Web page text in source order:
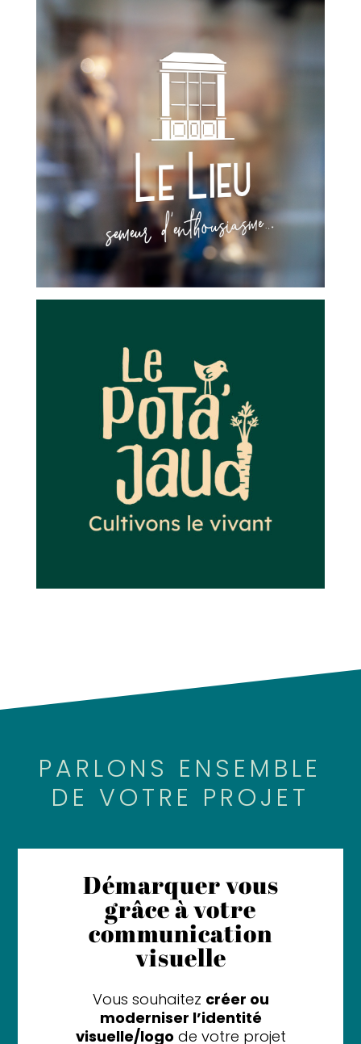
PARLONS ENSEMBLE
DE VOTRE PROJET
Démarquer vous
grâce à votre
communication
visuelle
Vous souhaitez créer ou
moderniser l’identité
visuelle/logo de votre projet